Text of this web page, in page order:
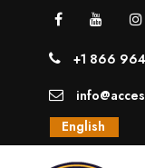
+1 866
English